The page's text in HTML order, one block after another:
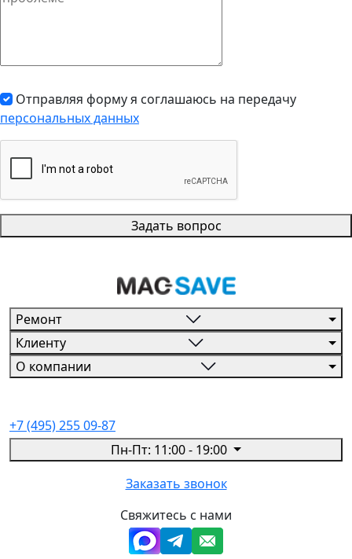
Отправляя форму я соглашаюсь на передачу
персональных данных
Задать вопрос
Ремонт
Клиенту
О компании
+7 (495) 255 09-87
Пн-Пт: 11:00 - 19:00
Заказать звонок
Свяжитесь с нами